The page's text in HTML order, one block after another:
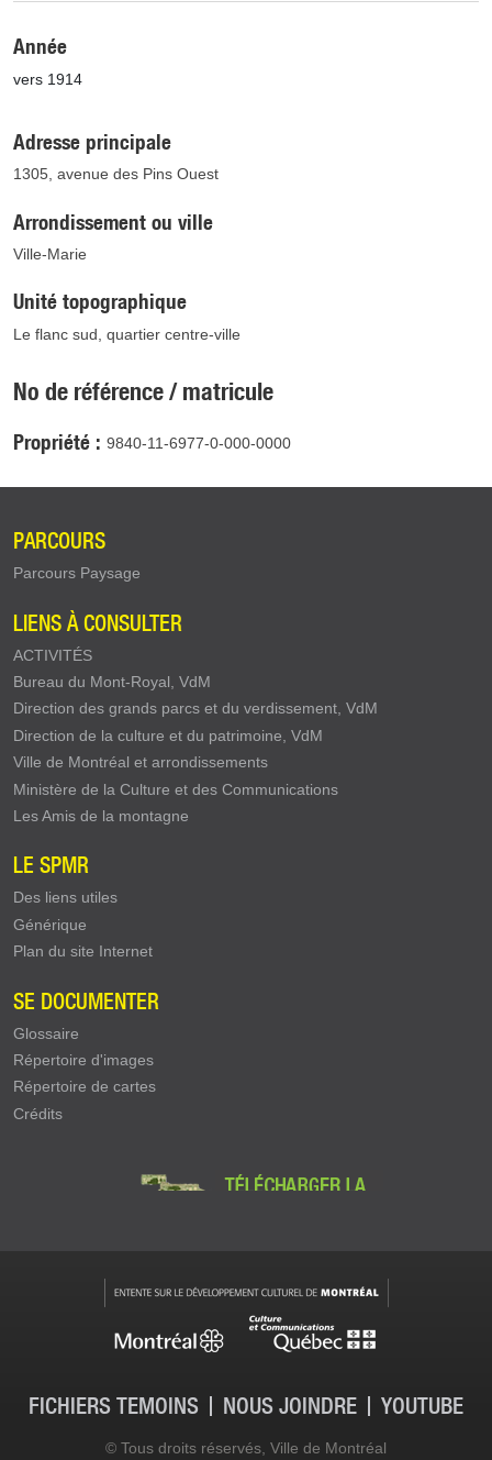
Année
vers 1914
Adresse principale
1305, avenue des Pins Ouest
Arrondissement ou ville
Ville-Marie
Unité topographique
Le flanc sud, quartier centre-ville
No de référence / matricule
Propriété 9840-11-6977-0-000-0000
PARCOURS
Parcours Paysage
LIENS À CONSULTER
ACTIVITÉS
Bureau du Mont-Royal, VdM
Direction des grands parcs et du verdissement, VdM
Direction de la culture et du patrimoine, VdM
Ville de Montréal et arrondissements
Ministère de la Culture et des Communications
Les Amis de la montagne
LE SPMR
Des liens utiles
Générique
Plan du site Internet
SE DOCUMENTER
Glossaire
Répertoire d'images
Répertoire de cartes
Crédits
Contact - pied de page
FICHIERS TÉMOINS NOUS JOINDRE YOUTUBE
© Tous droits réservés, Ville de Montréal